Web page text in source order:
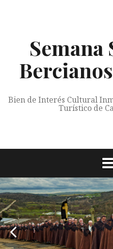
Semana
Bien de Interés Cultural
Turístico de